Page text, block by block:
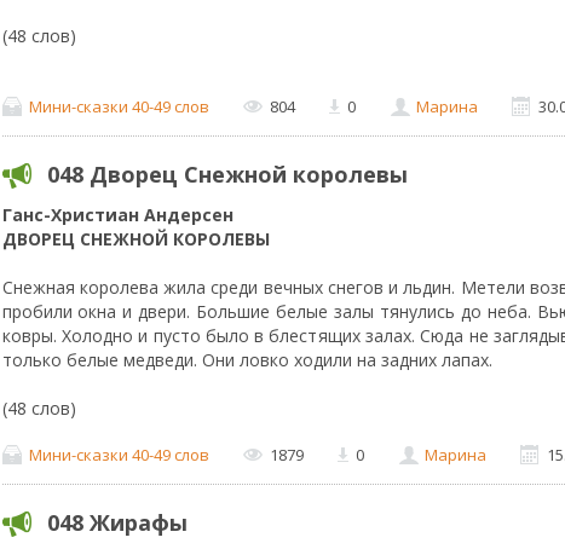
(48 слов)
Мини-сказки 40-49 слов 804 0 Марина
048 Дворец Снежной королевы
Ганс-Xристиан Андерсен
ДВОРЕЦ СНЕЖНОЙ КОРОЛЕВЫ
Снежная королева жила среди вечных снегов и льдин. Метели
пробили окна и двери. Большие белые залы тянулись до неба.
ковры. Холодно и пусто было в блестящих залах. Сюда не
только белые медведи. Они ловко ходили на задних лапах.
(48 слов)
Мини-сказки 40-49 слов 1879 0 Марина
048 Жирафы